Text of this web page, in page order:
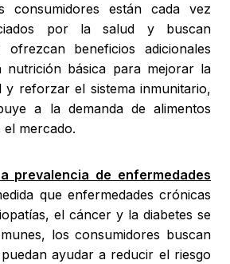
consumidores están cada vez
por la salud y buscan
ofrezcan beneficios adicionales
nutrición básica para mejorar la
y reforzar el sistema inmunitario,
a la demanda de alimentos
mercado.
prevalencia de enfermedades
que enfermedades crónicas
el cáncer y la diabetes se
los consumidores buscan
ayudar a reducir el riesgo